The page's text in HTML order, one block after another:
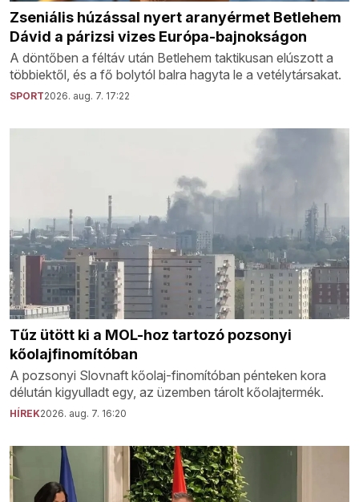
Zseniális húzással nyert aranyérmet Betlehem
Dávid a párizsi vizes Európa-bajnokságon
A döntőben a féltáv után Betlehem taktikusan elúszott a
többiektől, és a fő bolytól balra hagyta le a vetélytársakat.
SPORT2026. aug. 7. 17:22
Tűz ütött ki a MOL-hoz tartozó pozsonyi
kőolajfinomítóban
A pozsonyi Slovnaft kőolaj-finomítóban pénteken kora
délután kigyulladt egy, az üzemben tárolt kőolajtermék.
HÍREK2026. aug. 7. 16:20